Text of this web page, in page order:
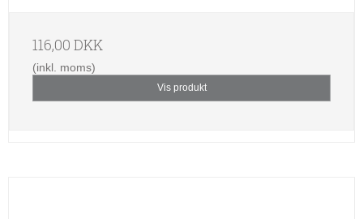
116,00 DKK
(inkl. moms)
Vis produkt